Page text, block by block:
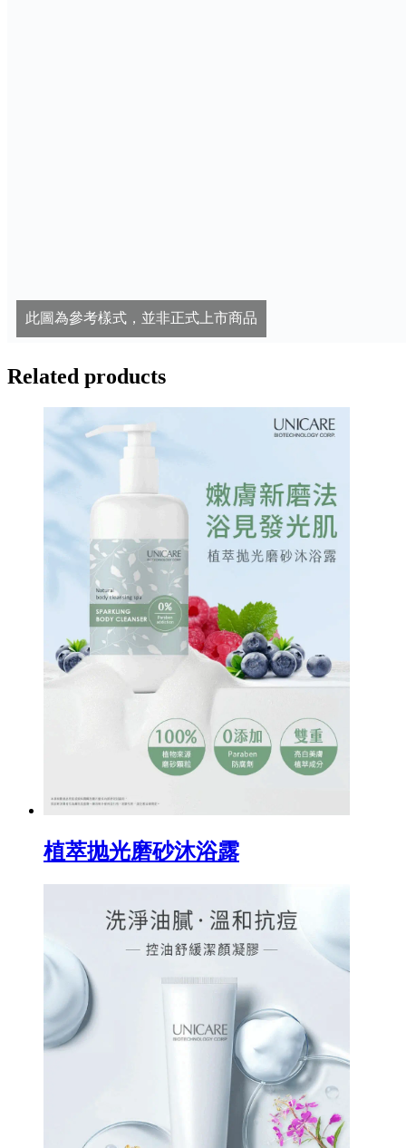
此圖為參考樣式，並非正式上市商品
Related products
植萃抛光磨砂沐浴露